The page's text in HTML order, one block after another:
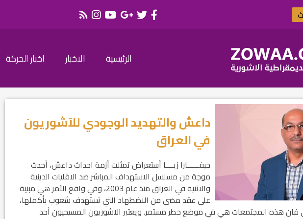
الرئيسية الاخبار اخبار الحركة
داعش والتهديد الوجودي للآشوريون
في العراق
جيفــــــارا زيــــا أستعراض تمثلت أزمة احداث داعش، أحدث
موجة من مسلسل الاستهداف المباشر ضد الاقليات الدينية
والاثنية في العراق منذ عام 2003، وفي واقع الأمر هي مبنیة
على عقد مضى من الاضطهاد التي تستهدف شعوب بأكملها،
فان هذه المجتمعات هي في موضع خطر مستمر. ويعتبر الاشوريون المسيحيون أحد